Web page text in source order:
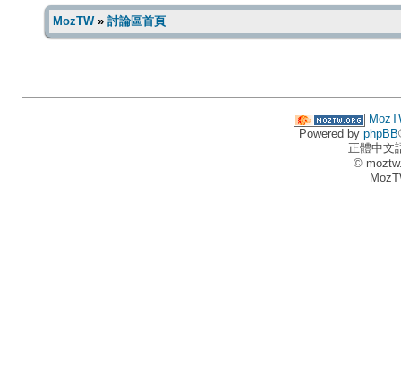
MozTW» 討論區首頁
Powered by phpBB
正體中文
©